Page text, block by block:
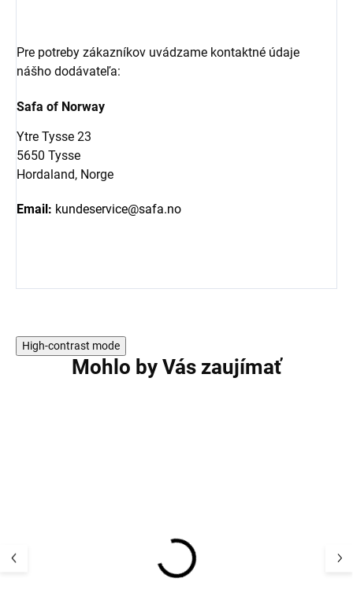
Pre potreby zákazníkov uvádzame kontaktné údaje
nášho dodávateľa:
Safa of Norway
Ytre Tysse 23
5650 Tysse
Hordaland, Norge
Email: kundeservice@safa.no
High-contrast mode
Mohlo by Vás zaujímať